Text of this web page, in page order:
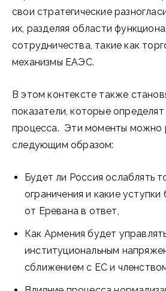
свои стратегические
их, разделяя области
сотрудничества, такие как
механизмы ЕАЭС.
В этом контексте также
показатели, которые
процесса. Эти моменты можно
следующим образом:
Будет ли Россия ослаблять
ограничения и какие
от Еревана в ответ,
Как Армения будет
институциональным
сближением с ЕС и